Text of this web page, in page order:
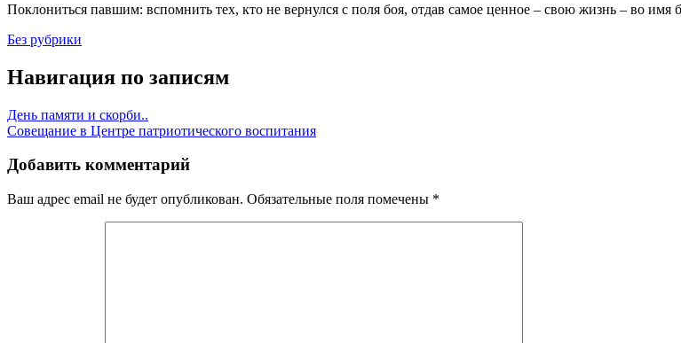
Поклониться павшим: вспомнить тех, кто не вернулся с поля боя, отдав самое ценное – свою жизнь – во имя
Без рубрики
Навигация по записям
День памяти и скорби..
Совещание в Центре патриотического воспитания
Добавить комментарий
Ваш адрес email не будет опубликован. Обязательные поля помечены *